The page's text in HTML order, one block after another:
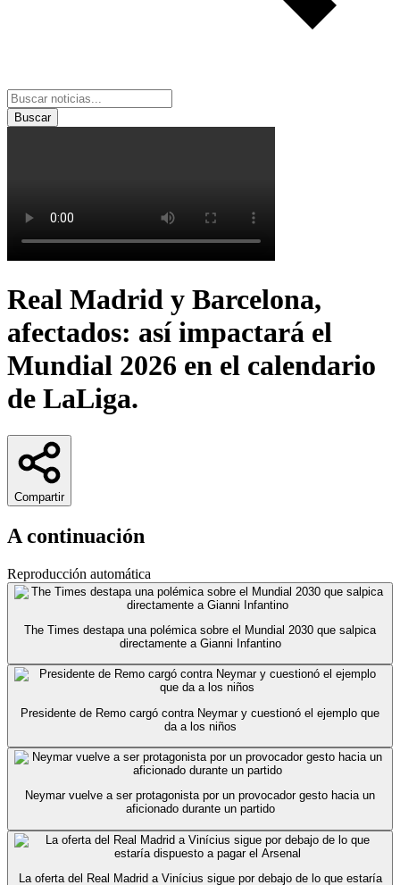
Buscar
Real Madrid y Barcelona,
afectados: así impactará el
Mundial 2026 en el calendario
de LaLiga.
Compartir
A continuación
Reproducción automática
The Times destapa una polémica sobre el Mundial 2030 que salpica
directamente a Gianni Infantino
Presidente de Remo cargó contra Neymar y cuestionó el ejemplo que
da a los niños
Neymar vuelve a ser protagonista por un provocador gesto hacia un
aficionado durante un partido
La oferta del Real Madrid a Vinícius sigue por debajo de lo que estaría